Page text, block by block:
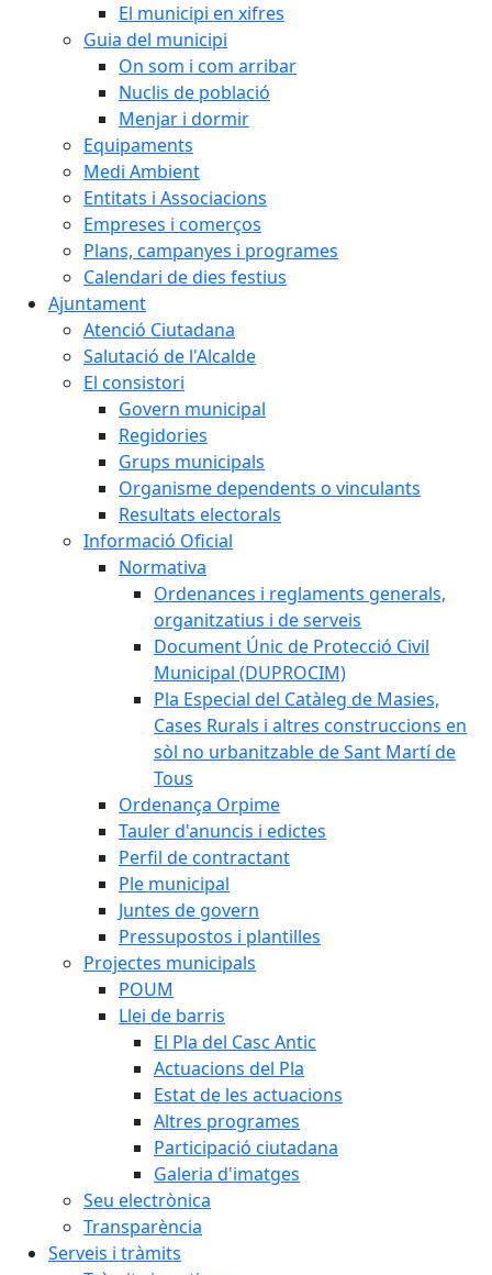
El municipi en xifres
Guia del municipi
On som i com arribar
Nuclis de població
Menjar i dormir
Equipaments
Medi Ambient
Entitats i Associacions
Empreses i comerços
Plans, campanyes i programes
Calendari de dies festius
Ajuntament
Atenció Ciutadana
Salutació de l'Alcalde
El consistori
Govern municipal
Regidories
Grups municipals
Organisme dependents o vinculants
Resultats electorals
Informació Oficial
Normativa
Ordenances i reglaments generals,
organitzatius i de serveis
Document Únic de Protecció Civil
Municipal (DUPROCIM)
Pla Especial del Catàleg de Masies,
Cases Rurals i altres construccions en
sòl no urbanitzable de Sant Martí de
Tous
Ordenança Orpime
Tauler d'anuncis i edictes
Perfil de contractant
Ple municipal
Juntes de govern
Pressupostos i plantilles
Projectes municipals
POUM
Llei de barris
El Pla del Casc Antic
Actuacions del Pla
Estat de les actuacions
Altres programes
Participació ciutadana
Galeria d'imatges
Seu electrònica
Transparència
Serveis i tràmits